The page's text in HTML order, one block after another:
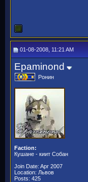
01-08-2008, 11:21 AM
Epaminond
Ронин
Faction:
Кушане - киит Собан
Join Date: Apr 2007
Location: Львов
Posts: 425